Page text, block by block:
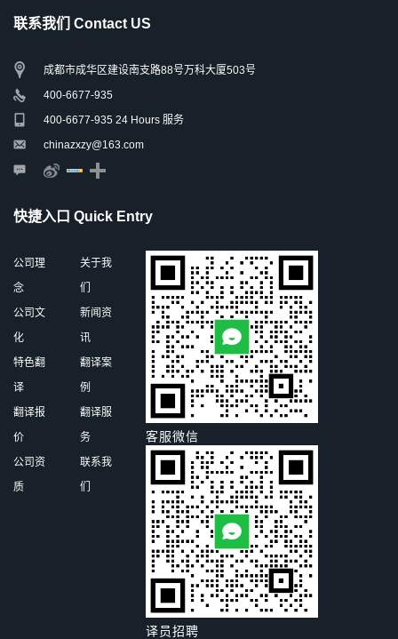
联系我们 Contact US
成都市成华区建设南支路88号万科大厦503号
400-6677-935
400-6677-935 24 Hours 服务
chinazxzy@163.com
快捷入口 Quick Entry
公司理
念
公司文
化
特色翻
译
翻译报
价
公司资
质
关于我
们
新闻资
讯
翻译案
例
翻译服
务
联系我
们
客服微信
译员招聘